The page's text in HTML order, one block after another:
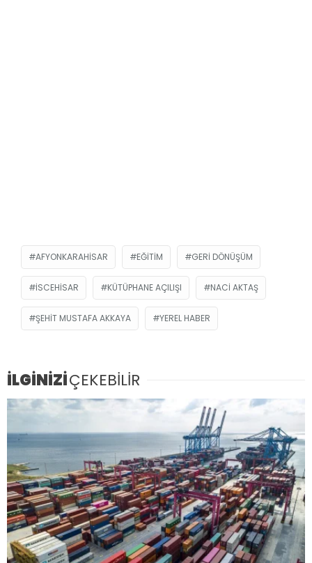
AFYONKARAHISAR EĞITIM GERI DÖNÜŞÜM
ISCEHISAR KÜTÜPHANE AÇILIŞI NACI AKTAŞ
ŞEHIT MUSTAFA AKKAYA YEREL HABER
İLGİNİZİÇEKEBİLİR